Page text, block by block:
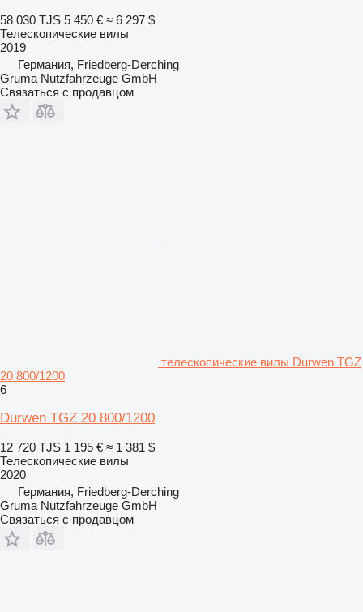
58 030 TJS 5 450 € ≈ 6 297 $
Телескопические вилы
2019
Германия, Friedberg-Derching
Gruma Nutzfahrzeuge GmbH
Связаться с продавцом
телескопические вилы Durwen TGZ
20 800/1200
6
Durwen TGZ 20 800/1200
12 720 TJS 1 195 € ≈ 1 381 $
Телескопические вилы
2020
Германия, Friedberg-Derching
Gruma Nutzfahrzeuge GmbH
Связаться с продавцом